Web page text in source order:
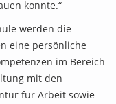
konnte.“
werden die
eine persönliche
im Bereich
mit den
für Arbeit sowie